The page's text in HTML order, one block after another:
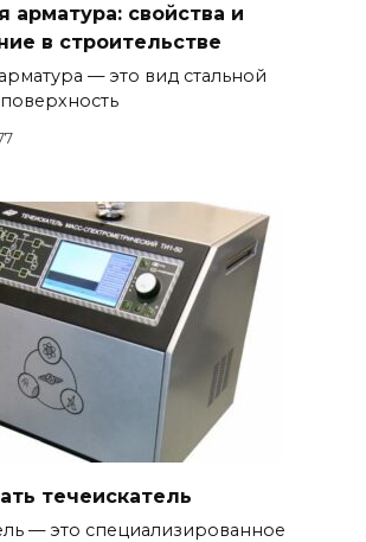
арматура: свойства и
в строительстве
— это вид стальной
течеискатель
— это специализированное